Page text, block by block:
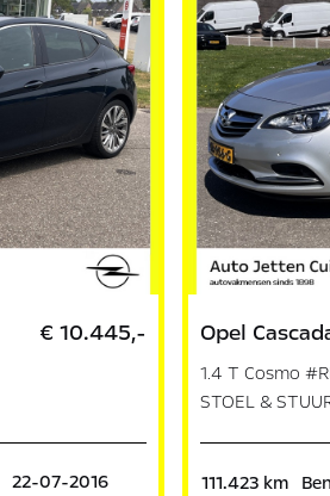
€ 10.445,-
22-07-2016
Opel
1.4 T Cosmo
STOEL &
111.423 km